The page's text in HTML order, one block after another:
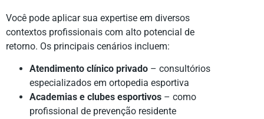
Você pode aplicar sua expertise em diversos
contextos profissionais com alto potencial de
retorno. Os principais cenários incluem:
Atendimento clínico privado – consultórios
especializados em ortopedia esportiva
Academias e clubes esportivos – como
profissional de prevenção residente